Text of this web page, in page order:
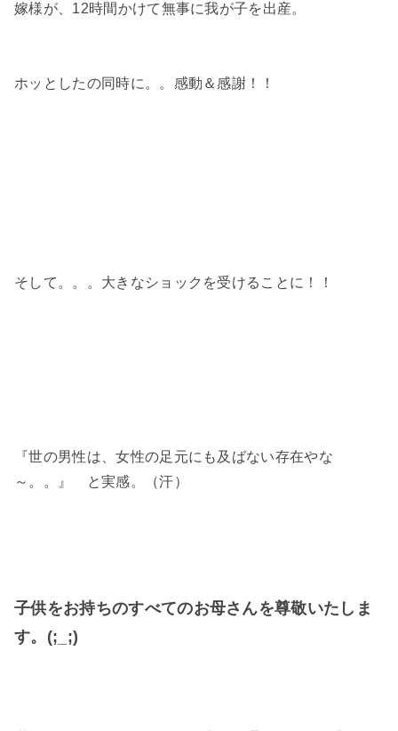
嫁様が、12時間かけて無事に我が子を出産。
ホッとしたの同時に。。感動＆感謝！！
そして。。。大きなショックを受けることに！！
『世の男性は、女性の足元にも及ばない存在やな
～。。』 と実感。（汗）
子供をお持ちのすべてのお母さんを尊敬いたしま
す。(;_;)